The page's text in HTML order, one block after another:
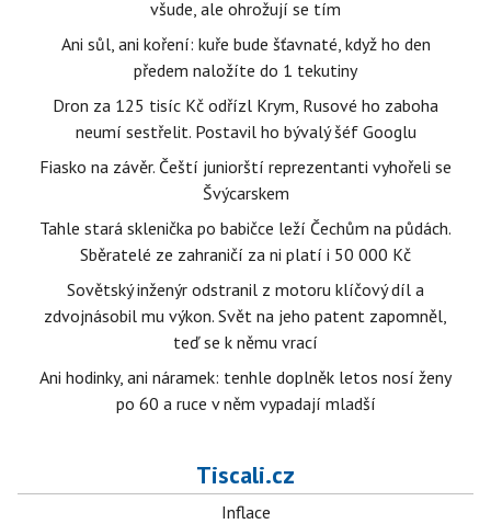
všude, ale ohrožují se tím
Ani sůl, ani koření: kuře bude šťavnaté, když ho den
předem naložíte do 1 tekutiny
Dron za 125 tisíc Kč odřízl Krym, Rusové ho zaboha
neumí sestřelit. Postavil ho bývalý šéf Googlu
Fiasko na závěr. Čeští juniorští reprezentanti vyhořeli se
Švýcarskem
Tahle stará sklenička po babičce leží Čechům na půdách.
Sběratelé ze zahraničí za ni platí i 50 000 Kč
Sovětský inženýr odstranil z motoru klíčový díl a
zdvojnásobil mu výkon. Svět na jeho patent zapomněl,
teď se k němu vrací
Ani hodinky, ani náramek: tenhle doplněk letos nosí ženy
po 60 a ruce v něm vypadají mladší
Tiscali.cz
Inflace